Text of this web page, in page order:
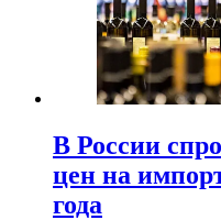
В России
цен на
года